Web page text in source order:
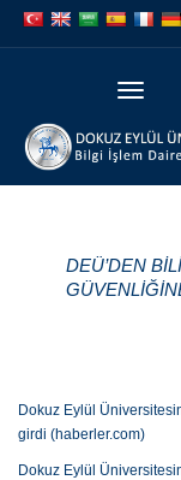
İçeriğe
atla
Navigasyona
atla
Menüye
DEÜ’DEN
Dokuz Eylül
girdi (haberler.com)
Dokuz Eylül